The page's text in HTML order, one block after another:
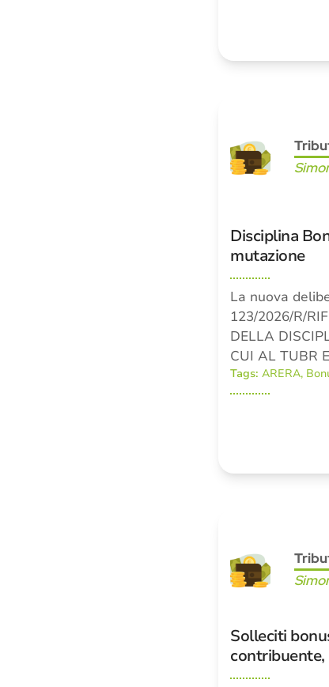
Disciplina
mutazione
La nuova
123/2026/R/
DELLA
CUI AL TUBR
Tags: ARERA,
Solleciti
contribuente,